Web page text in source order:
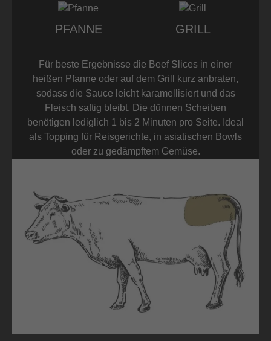
PFANNE GRILL
Für beste Ergebnisse die Beef Slices in einer
heißen Pfanne oder auf dem Grill kurz anbraten,
sodass die Sauce leicht karamellisiert und das
Fleisch saftig bleibt. Die dünnen Scheiben
benötigen lediglich 1 bis 2 Minuten pro Seite. Ideal
als Topping für Reisgerichte, in asiatischen Bowls
oder zu gedämpftem Gemüse.